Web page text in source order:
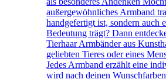
außergewöhnliches Armband
handgefertigt ist, sondern auch
Bedeutung trägt? Dann
Tierhaar Armbänder aus
geliebten Tieres oder eines
Jedes Armband erzählt eine
wird nach deinen